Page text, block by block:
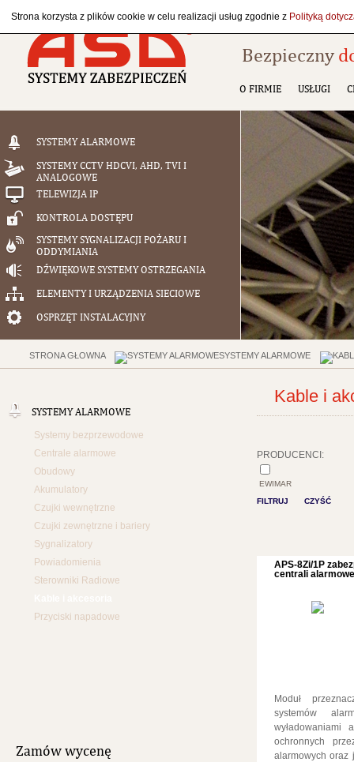
Bezpieczny
O FIRMIE USŁUGI
SYSTEMY ALARMOWE
SYSTEMY CCTV HDCVI, AHD, TVI I
ANALOGOWE
TELEWIZJA IP
KONTROLA DOSTĘPU
SYSTEMY SYGNALIZACJI POŻARU I
ODDYMIANIA
DŹWIĘKOWE SYSTEMY OSTRZEGANIA
ELEMENTY I URZĄDZENIA SIECIOWE
OSPRZĘT INSTALACYJNY
STRONA GŁÓWNA SYSTEMY ALARMOWE
SYSTEMY ALARMOWE
Systemy bezprzewodowe
Centrale alarmowe
Obudowy
Akumulatory
Czujki wewnętrzne
Czujki zewnętrzne i bariery
Sygnalizatory
Powiadomienia
Sterowniki Radiowe
Przyciski napadowe
Zamów wycenę
Kable i
PRODUCENCI:
EWIMAR
FILTRUJ
CZYŚĆ
APS-8Zi/1P
centrali
Moduł
systemów
wyładowaniami
ochronnych
alarmowych oraz
Strona korzysta z plików cookie w celu realizacji usług zgodnie z Polityką